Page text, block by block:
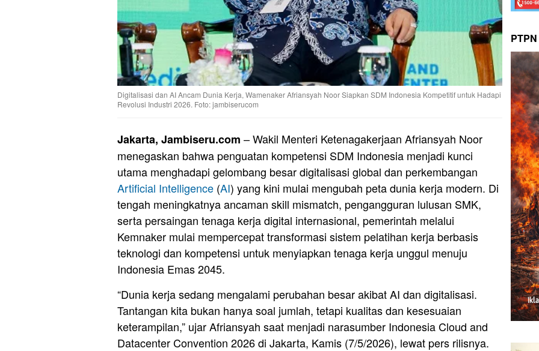
Digitalisasi dan AI Ancam Dunia Kerja, Wamenaker Afriansyah Noor Siapkan SDM Indonesia Kompetitif untuk Hadapi
Revolusi Industri 2026. Foto: jambiserucom
Jakarta, Jambiseru.com – Wakil Menteri Ketenagakerjaan Afriansyah Noor
menegaskan bahwa penguatan kompetensi SDM Indonesia menjadi kunci
utama menghadapi gelombang besar digitalisasi global dan perkembangan
Artificial Intelligence (AI) yang kini mulai mengubah peta dunia kerja modern. Di
tengah meningkatnya ancaman skill mismatch, pengangguran lulusan SMK,
serta persaingan tenaga kerja digital internasional, pemerintah melalui
Kemnaker mulai mempercepat transformasi sistem pelatihan kerja berbasis
teknologi dan kompetensi untuk menyiapkan tenaga kerja unggul menuju
Indonesia Emas 2045.
“Dunia kerja sedang mengalami perubahan besar akibat AI dan digitalisasi.
Tantangan kita bukan hanya soal jumlah, tetapi kualitas dan kesesuaian
keterampilan,” ujar Afriansyah saat menjadi narasumber Indonesia Cloud and
Datacenter Convention 2026 di Jakarta, Kamis (7/5/2026), lewat pers rilisnya.